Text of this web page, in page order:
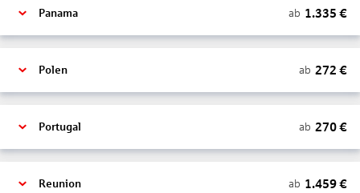
Panama ab 1.335 €
Polen ab 272 €
Portugal ab 270€
Reunion ab 1.459€